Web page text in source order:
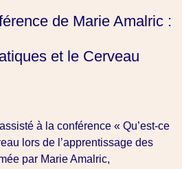
de Marie Amalric :
et le Cerveau
à la conférence « Qu’est-ce
lors de l’apprentissage des
par Marie Amalric,